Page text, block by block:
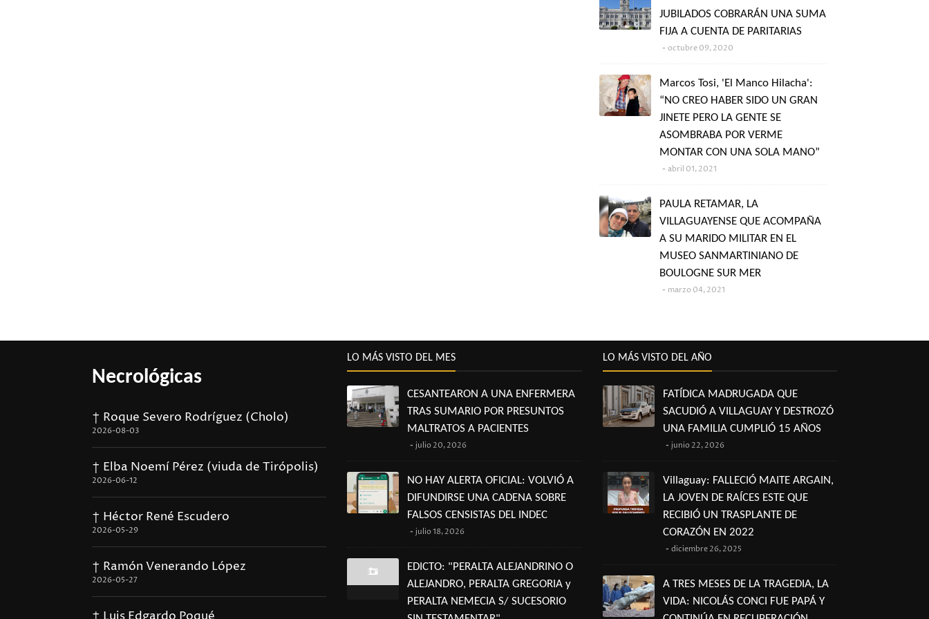
JUBILADOS COBRARÁN UNA SUMA
FIJA A CUENTA DE PARITARIAS
octubre 09, 2020
Marcos Tosi, 'El Manco Hilacha':
“NO CREO HABER SIDO UN GRAN
JINETE PERO LA GENTE SE
ASOMBRABA POR VERME
MONTAR CON UNA SOLA MANO”
abril 01, 2021
PAULA RETAMAR, LA
VILLAGUAYENSE QUE ACOMPAÑA
A SU MARIDO MILITAR EN EL
MUSEO SANMARTINIANO DE
BOULOGNE SUR MER
marzo 04, 2021
Necrológicas
† Roque Severo Rodríguez (Cholo)
2026-08-03
† Elba Noemí Pérez (viuda de Tirópolis)
2026-06-12
† Héctor René Escudero
2026-05-29
† Ramón Venerando López
2026-05-27
LO MÁS VISTO DEL MES
CESANTEARON A UNA ENFERMERA
TRAS SUMARIO POR PRESUNTOS
MALTRATOS A PACIENTES
julio 20, 2026
NO HAY ALERTA OFICIAL: VOLVIÓ A
DIFUNDIRSE UNA CADENA SOBRE
FALSOS CENSISTAS DEL INDEC
julio 18, 2026
EDICTO: "PERALTA ALEJANDRINO O
ALEJANDRO, PERALTA GREGORIA y
PERALTA NEMECIA S/ SUCESORIO
LO MÁS VISTO DEL AÑO
FATÍDICA MADRUGADA QUE
SACUDIÓ A VILLAGUAY Y DESTROZÓ
UNA FAMILIA CUMPLIÓ 15 AÑOS
junio 22, 2026
Villaguay: FALLECIÓ MAITE ARGAIN,
LA JOVEN DE RAÍCES ESTE QUE
RECIBIÓ UN TRASPLANTE DE
CORAZÓN EN 2022
diciembre 26, 2025
A TRES MESES DE LA TRAGEDIA, LA
VIDA: NICOLÁS CONCI FUE PAPÁ Y